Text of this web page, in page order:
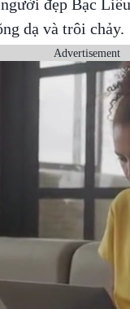
đẹp Bạc
dạ và trôi chảy.
Advertisement